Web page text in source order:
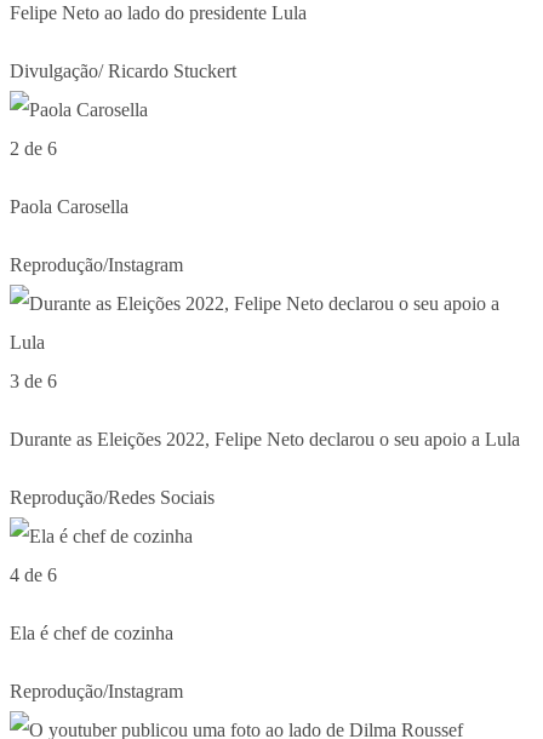
Felipe Neto ao lado do presidente Lula
Divulgação/ Ricardo Stuckert
2 de 6
Paola Carosella
Reprodução/Instagram
3 de 6
Durante as Eleições 2022, Felipe Neto declarou o seu apoio a Lula
Reprodução/Redes Sociais
4 de 6
Ela é chef de cozinha
Reprodução/Instagram